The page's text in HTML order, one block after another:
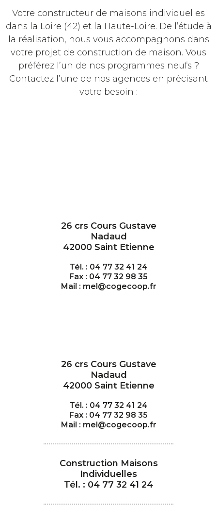
Votre constructeur de maisons individuelles
dans la Loire (42) et la Haute-Loire. De l’étude à
la réalisation, nous vous accompagnons dans
votre projet de construction de maison. Vous
préférez l’un de nos programmes neufs ?
Contactez l’une de nos agences en précisant
votre besoin :
26 crs Cours Gustave
Nadaud
42000 Saint Etienne
Tél. : 04 77 32 41 24
Fax : 04 77 32 98 35
Mail : mel@cogecoop.fr
26 crs Cours Gustave
Nadaud
42000 Saint Etienne
Tél. : 04 77 32 41 24
Fax : 04 77 32 98 35
Mail : mel@cogecoop.fr
Construction Maisons
Individuelles
Tél. : 04 77 32 41 24